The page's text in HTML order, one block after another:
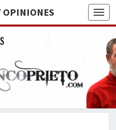
OPINIONES
DE
BREVE
RECORRIDO
VITAL Y
ACTUALIDAD